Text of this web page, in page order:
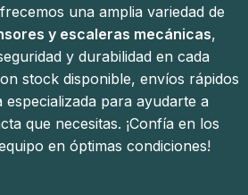
una amplia variedad de
y escaleras mecánicas,
y durabilidad en cada
stock disponible, envíos rápidos
especializada para ayudarte a
que necesitas. ¡Confía en los
en óptimas condiciones!